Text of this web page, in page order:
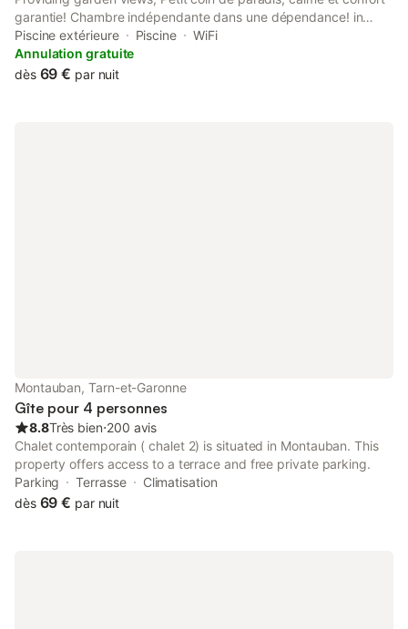
garantie! Chambre indépendante dans une dépendance! in
Montauban features accommodation and a garden. With pool
views, this accommodation offers a terrace and a swimming
pool.
Piscine extérieure Piscine
WiFi
Annulation gratuite
dès 69 € par nuit
Montauban, Tarn-et-Garonne
Gîte pour 4 personnes
8.8Très bien⋅200 avis
Chalet contemporain ( chalet 2) is situated in Montauban. This
property offers access to a terrace and free private parking.
Parking
Terrasse
Climatisation
dès 69 € par nuit